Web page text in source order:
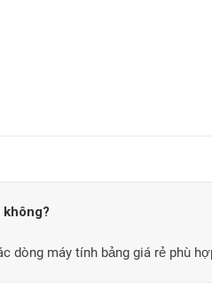
dòng máy tính bảng giá rẻ phù